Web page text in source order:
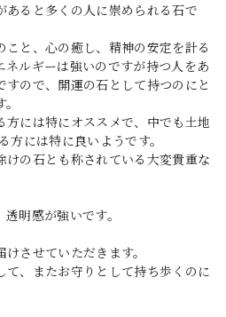
あると多くの人に崇められる石で
こと、心の癒し、精神の安定を計る
ルギーは強いのですが持つ人をあ
すので、開運の石として持つのにと
方には特にオススメで、中でも土地
方には特に良いようです。
けの石とも称されている大変貴重な
明感が強いです。
させていただきます。
て、またお守りとして持ち歩くのに